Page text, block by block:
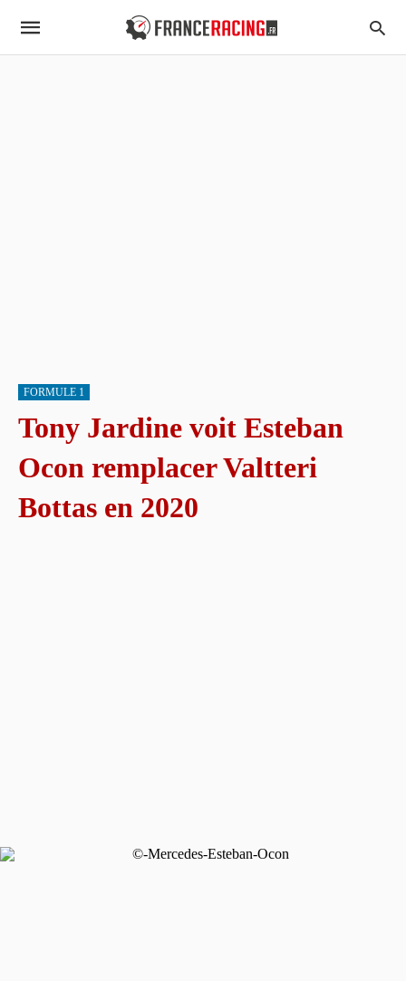
FORMULE 1
Tony Jardine voit Esteban
Ocon remplacer Valtteri
Bottas en 2020